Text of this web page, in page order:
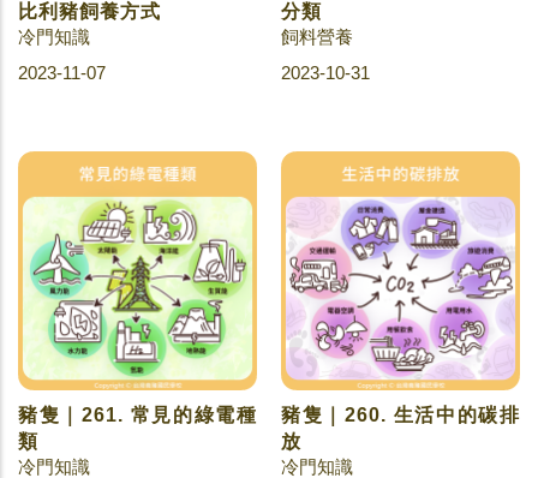
比利豬飼養方式
冷門知識
2023-11-07
分類
飼料營養
2023-10-31
豬隻｜261. 常見的綠電種
類
冷門知識
豬隻｜260. 生活中的碳排
放
冷門知識